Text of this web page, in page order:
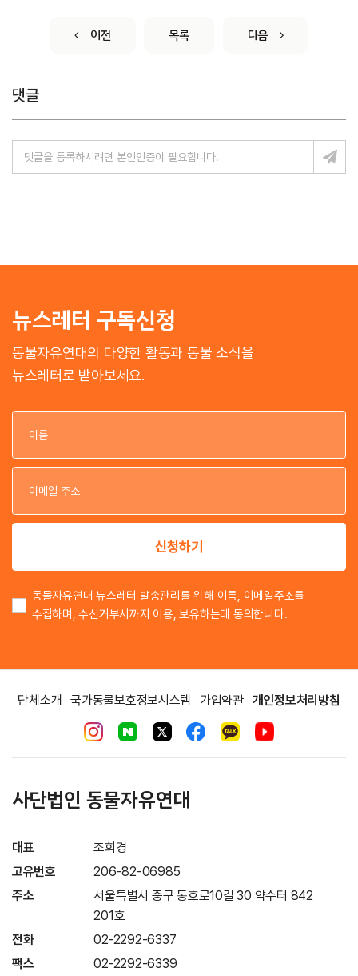
이전 목록 다음
댓글
뉴스레터 구독신청
동물자유연대의 다양한 활동과 동물 소식을
뉴스레터로 받아보세요.
이
이
신청하기
동물자유연대 뉴스레터 발송관리를 위해 이름, 이메일주소를
수집하며, 수신거부시까지 이용, 보유하는데 동의합니다.
단체소개 국가동물보호정보시스템 가입약관 개인정보처리방침
사단법인 동물자유연대
대표
조희경
고유번호
206-82-06985
주소
서울특별시 중구 동호로10길 30 약수터 842
201호
전화
02-2292-6337
팩스
02-2292-6339